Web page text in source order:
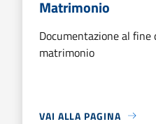
Matrimonio
Documentazione al fine
matrimonio
VAI ALLA PAGINA